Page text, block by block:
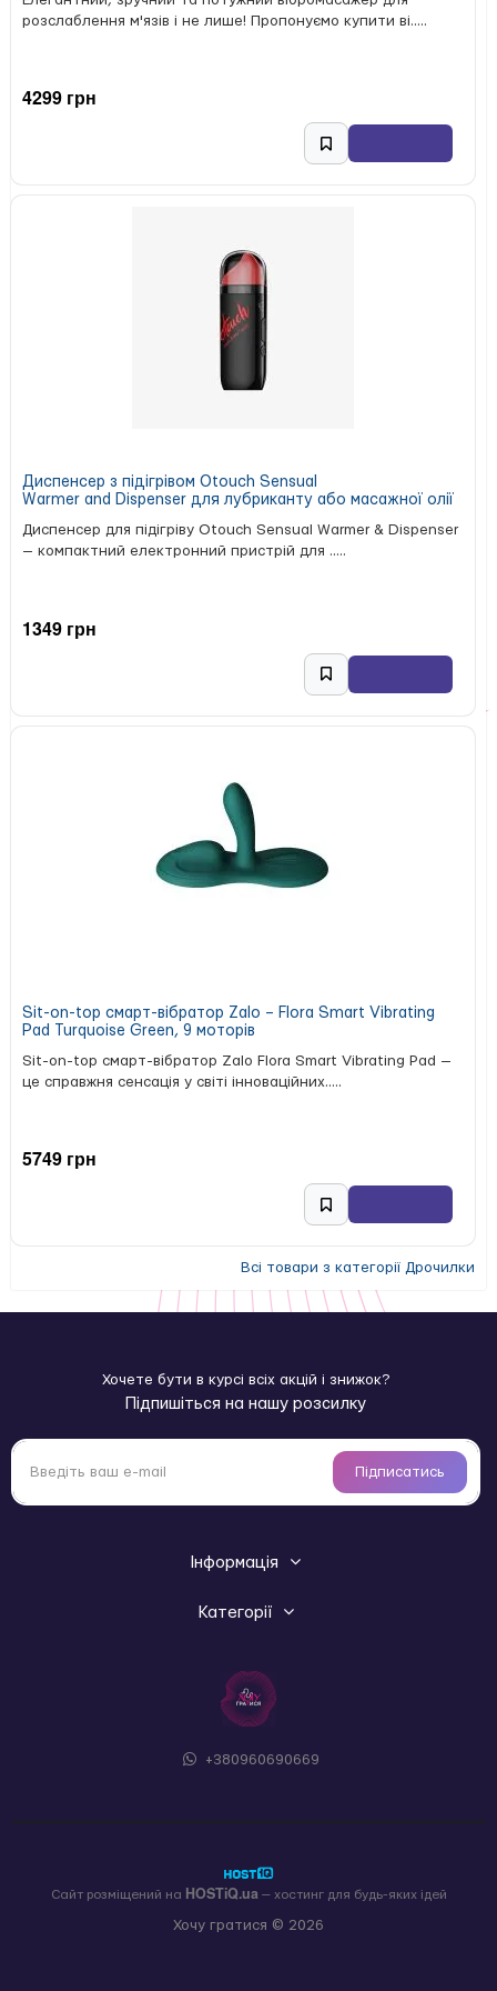
розслаблення м'язів і не лише! Пропонуємо купити ві.....
4299 грн
Диспенсер з підігрівом Otouch Sensual
Warmer and Dispenser для лубриканту або масажної олії
Диспенсер для підігріву Otouch Sensual Warmer & Dispenser
— компактний електронний пристрій для .....
1349 грн
Sit-on-top смарт-вібратор Zalo – Flora Smart Vibrating
Pad Turquoise Green, 9 моторів
Sit-on-top смарт-вібратор Zalo Flora Smart Vibrating Pad —
це справжня сенсація у світі інноваційних.....
5749 грн
Всі товари з категорії Дрочилки
Хочете бути в курсі всіх акцій і знижок?
Підпишіться на нашу розсилку
Підписатись
Інформація
Категорії
+380960690669
Хочу гратися © 2026
Сайт розміщений на HOSTiQ.ua— хостинг для будь-яких ідей